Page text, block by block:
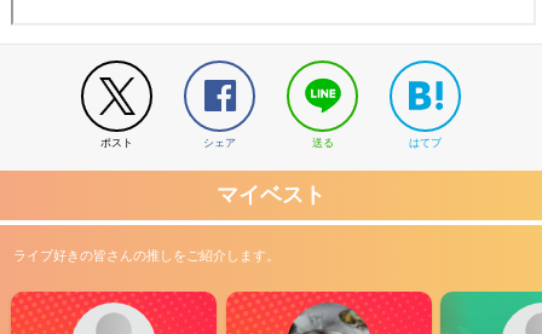
ポスト シェア 送る はてブ
マイベスト
ライブ好きの皆さんの推しをご紹介します。